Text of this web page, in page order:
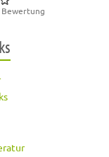
Bewertung